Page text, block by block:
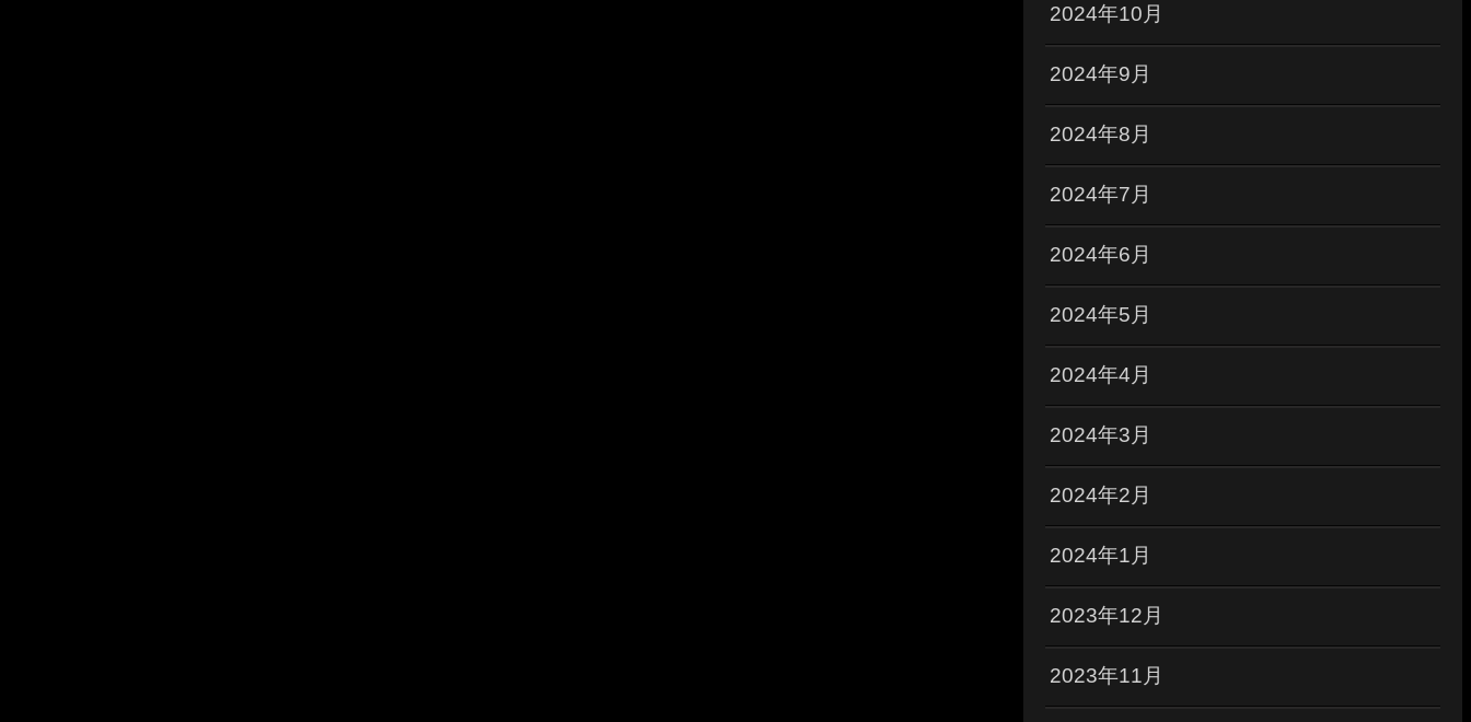
2024年10月
2024年9月
2024年8月
2024年7月
2024年6月
2024年5月
2024年4月
2024年3月
2024年2月
2024年1月
2023年12月
2023年11月